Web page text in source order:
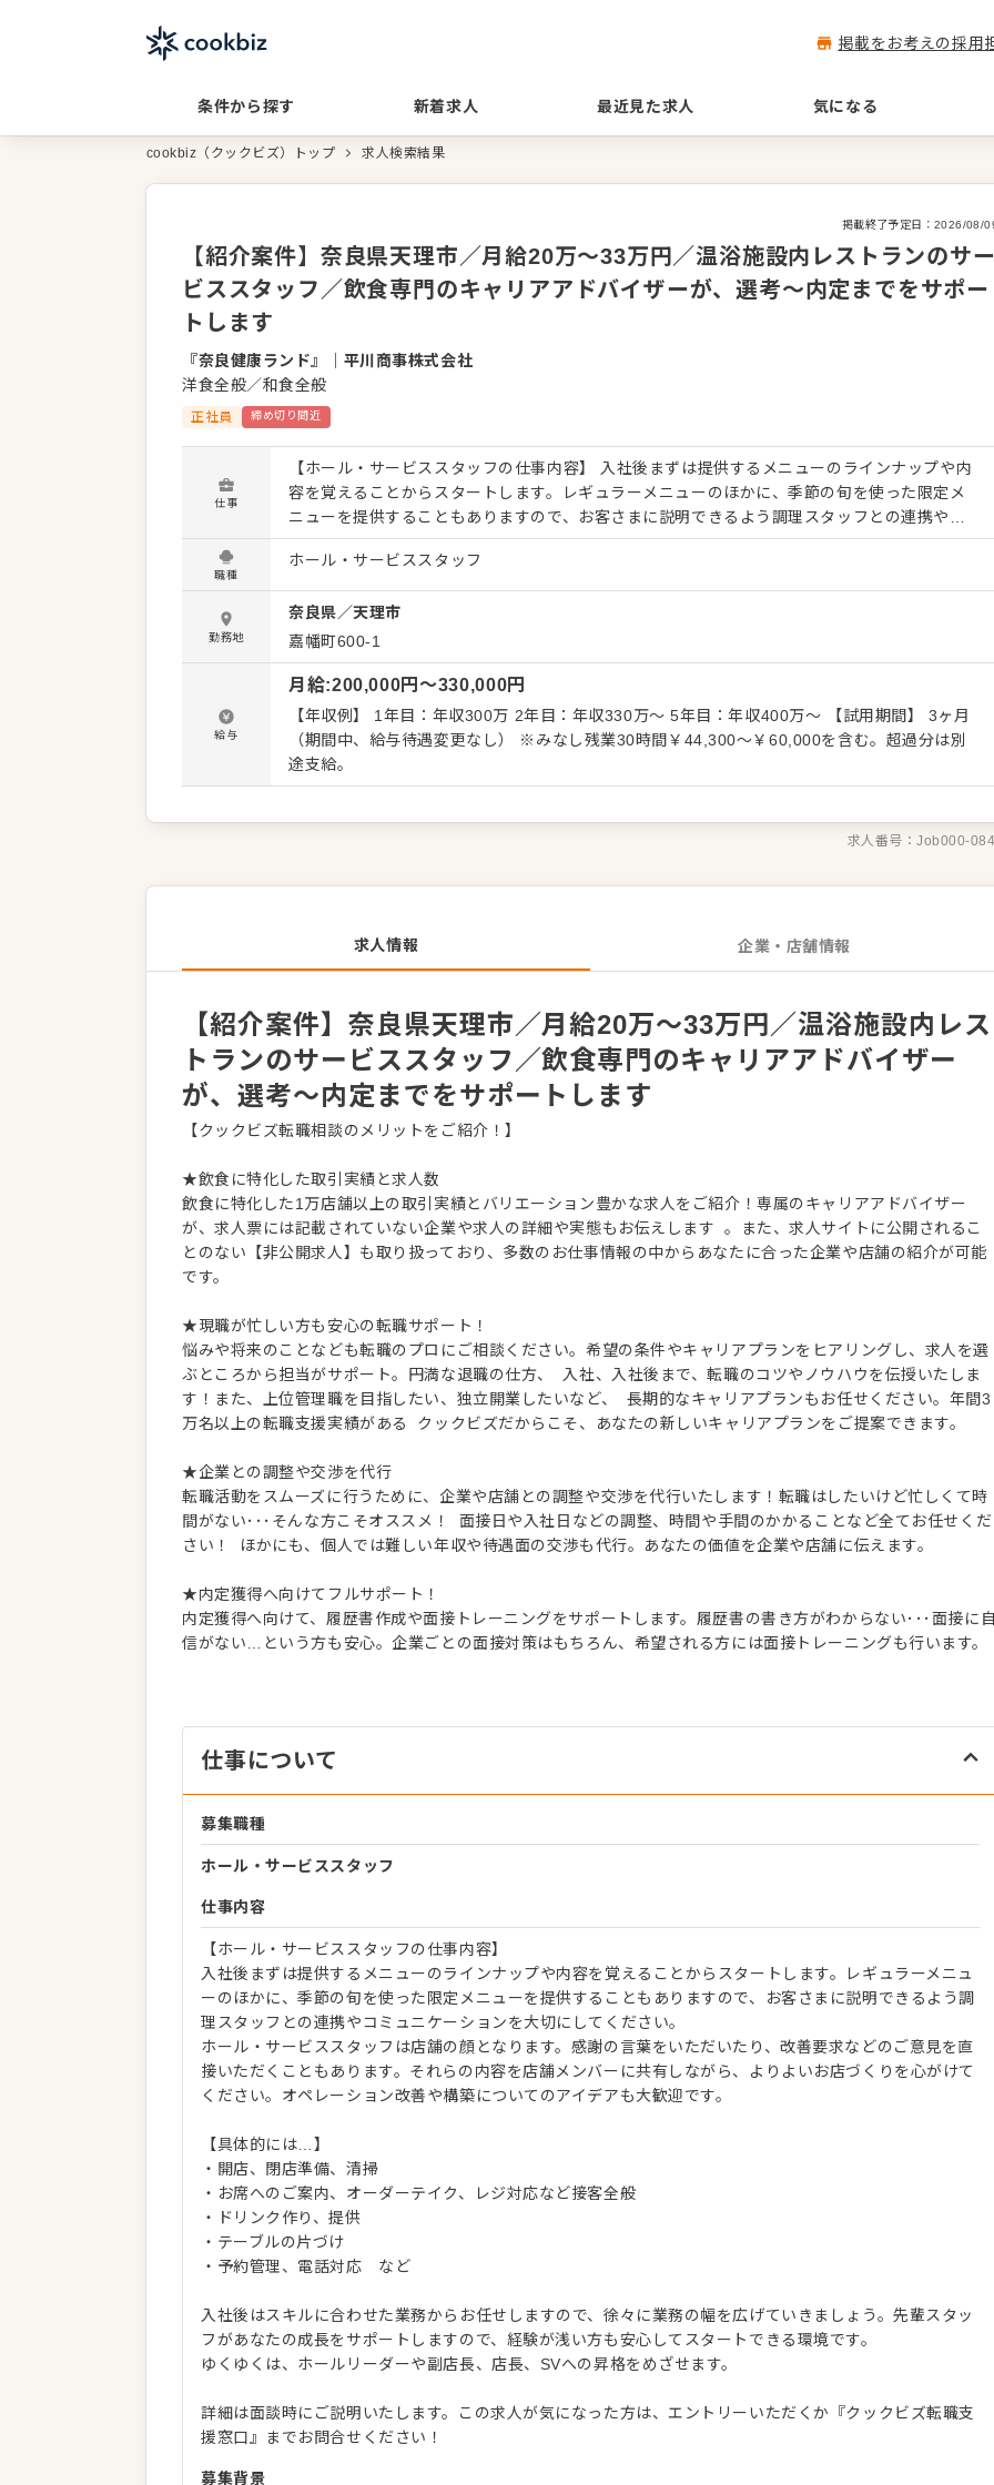
掲載をお考えの採用
条件から探す 新着求人 最近見た求人 気になる
cookbiz（クックビズ）トップ 求人検索結果
掲載終了予定日： 2026/08/
【紹介案件】奈良県天理市／月給20万～33万円／温浴施設内レストランのサ
ビススタッフ／飲食専門のキャリアアドバイザーが、選考～内定までをサポー
トします
『奈良健康ランド』
平川商事株式会社
洋食全般／和食全般
正社員 締め切り間近
仕事
【ホール・サービススタッフの仕事内容】 入社後まずは提供するメニューのラインナップや内
容を覚えることからスタートします。レギュラーメニューのほかに、季節の旬を使った限定メ
ニューを提供することもありますので、お客さまに説明できるよう調理スタッフとの連携やコ
ミュニケーションを大切にしてください。 ホール・サービススタッフは店舗の顔となります。
感謝の言葉をいただいたり、改善要求などのご意見を直接いただくこともあります。それらの
内容を店舗メンバーに共有しながら、よりよいお店づくりを心がけてください。オペレーショ
ン改善や構築についてのアイデアも大歓迎です。 【具体的には…】 ・開店、閉店準備、清掃
・お席へのご案内、オーダーテイク、レジ対応など接客全般 ・ドリンク作り、提供 ・テーブル
の片づけ ・予約管理、電話対応 など 入社後はスキルに合わせた業務からお任せしますので、
徐々に業務の幅を広げていきましょう。先輩スタッフがあなたの成長をサポートしますので、
経験が浅い方も安心してスタートできる環境です。 ゆくゆくは、ホールリーダーや副店長、店
長、SVへの昇格をめざせます。 詳細は面談時にご説明いたします。この求人が気になった方
は、エントリーいただくか『クックビズ転職支援窓口』までお問合せください！
職種
ホール・サービススタッフ
勤務地
奈良県／天理市
嘉幡町600-1
給与
月給:200,000円〜330,000円
【年収例】 1年目：年収300万 2年目：年収330万～ 5年目：年収400万～ 【試用期間】 3ヶ月
（期間中、給与待遇変更なし） ※みなし残業30時間￥44,300～￥60,000を含む。超過分は別
途支給。
求人番号：Job000-
求人情報 企業・店舗情報
【紹介案件】奈良県天理市／月給20万～33万円／温浴施設内レス
トランのサービススタッフ／飲食専門のキャリアアドバイザー
が、選考～内定までをサポートします
【クックビズ転職相談のメリットをご紹介！】
★飲食に特化した取引実績と求人数
飲食に特化した1万店舗以上の取引実績とバリエーション豊かな求人をご紹介！専属のキャリアアドバイザー
が、求人票には記載されていない企業や求人の詳細や実態もお伝えします 。また、求人サイトに公開されるこ
とのない【非公開求人】も取り扱っており、多数のお仕事情報の中からあなたに合った企業や店舗の紹介が可能
です。
★現職が忙しい方も安心の転職サポート！
悩みや将来のことなども転職のプロにご相談ください。希望の条件やキャリアプランをヒアリングし、求人を選
ぶところから担当がサポート。円満な退職の仕方、 入社、入社後まで、転職のコツやノウハウを伝授いたしま
す！また、上位管理職を目指したい、独立開業したいなど、 長期的なキャリアプランもお任せください。年間3
万名以上の転職支援実績がある クックビズだからこそ、あなたの新しいキャリアプランをご提案できます。
★企業との調整や交渉を代行
転職活動をスムーズに行うために、企業や店舗との調整や交渉を代行いたします！転職はしたいけど忙しくて時
間がない･･･そんな方こそオススメ！ 面接日や入社日などの調整、時間や手間のかかることなど全てお任せくだ
さい！ ほかにも、個人では難しい年収や待遇面の交渉も代行。あなたの価値を企業や店舗に伝えます。
★内定獲得へ向けてフルサポート！
内定獲得へ向けて、履歴書作成や面接トレーニングをサポートします。履歴書の書き方がわからない･･･面接に
信がない…という方も安心。企業ごとの面接対策はもちろん、希望される方には面接トレーニングも行います。
仕事について
募集職種
ホール・サービススタッフ
仕事内容
【ホール・サービススタッフの仕事内容】
入社後まずは提供するメニューのラインナップや内容を覚えることからスタートします。レギュラーメニュ
ーのほかに、季節の旬を使った限定メニューを提供することもありますので、お客さまに説明できるよう調
理スタッフとの連携やコミュニケーションを大切にしてください。
ホール・サービススタッフは店舗の顔となります。感謝の言葉をいただいたり、改善要求などのご意見を直
接いただくこともあります。それらの内容を店舗メンバーに共有しながら、よりよいお店づくりを心がけて
ください。オペレーション改善や構築についてのアイデアも大歓迎です。
【具体的には…】
・開店、閉店準備、清掃
・お席へのご案内、オーダーテイク、レジ対応など接客全般
・ドリンク作り、提供
・テーブルの片づけ
・予約管理、電話対応 など
入社後はスキルに合わせた業務からお任せしますので、徐々に業務の幅を広げていきましょう。先輩スタッ
フがあなたの成長をサポートしますので、経験が浅い方も安心してスタートできる環境です。
ゆくゆくは、ホールリーダーや副店長、店長、SVへの昇格をめざせます。
詳細は面談時にご説明いたします。この求人が気になった方は、エントリーいただくか『クックビズ転職支
援窓口』までお問合せください！
募集背景